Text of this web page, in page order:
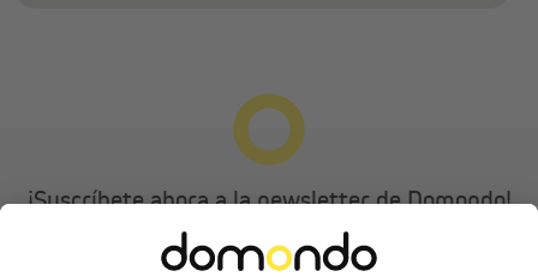
¡Suscríbete ahora a la newsletter de Domondo!
Disfruta de 5 € de descuento en tu primer pedido y descubre
novedades, tendencias y ofertas exclusivas para tu hogar.